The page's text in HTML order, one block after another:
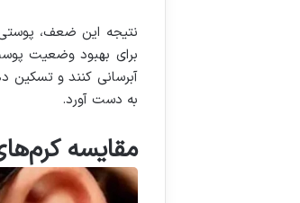
نتیجه این ضعف،
برای بهبود وضعیت
آبرسانی کنند و تسکین
به دست آورد.
مقایسه